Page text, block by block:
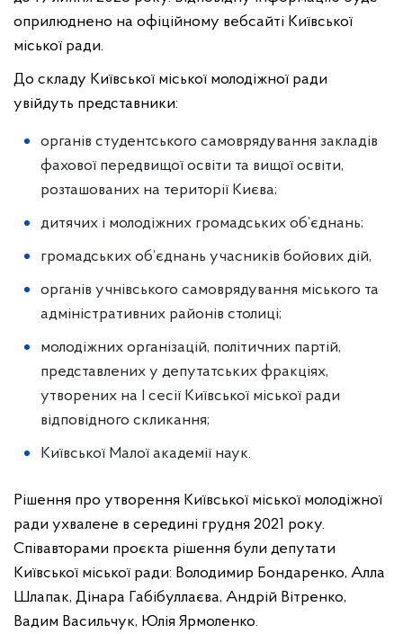
оприлюднено на офіційному вебсайті Київської
міської ради.
До складу Київської міської молодіжної ради
увійдуть представники:
органів студентського самоврядування закладів
фахової передвищої освіти та вищої освіти,
розташованих на території Києва;
дитячих і молодіжних громадських об’єднань;
громадських об’єднань учасників бойових дій,
органів учнівського самоврядування міського та
адміністративних районів столиці;
молодіжних організацій, політичних партій,
представлених у депутатських фракціях,
утворених на I сесії Київської міської ради
відповідного скликання;
Київської Малої академії наук.
Рішення про утворення Київської міської молодіжної
ради ухвалене в середині грудня 2021 року.
Співавторами проєкта рішення були депутати
Київської міської ради: Володимир Бондаренко, Алла
Шлапак, Дінара Габібуллаєва, Андрій Вітренко,
Вадим Васильчук, Юлія Ярмоленко.